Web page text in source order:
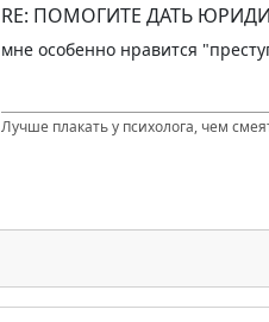
RE: ПОМОГИТЕ ДАТЬ
мне особенно нравится
Лучше плакать у психолога, чем